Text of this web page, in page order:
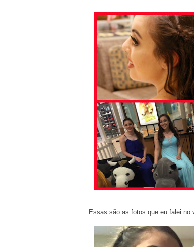
Essas são as fotos que eu falei no